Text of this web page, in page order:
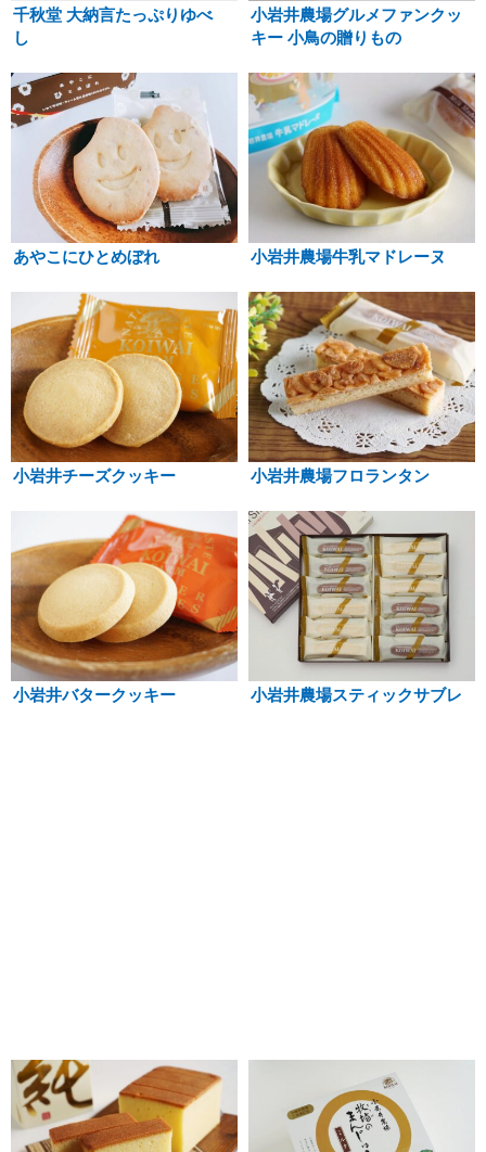
千秋堂 大納言たっぷりゆべ
し
小岩井農場グルメファンクッ
キー 小鳥の贈りもの
あやこにひとめぼれ 小岩井農場牛乳マドレーヌ
小岩井チーズクッキー 小岩井農場フロランタン
小岩井バタークッキー 小岩井農場スティックサブレ